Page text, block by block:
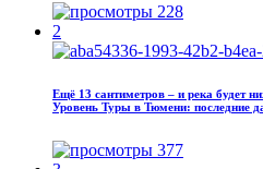
228
2
Ещё 13 сантиметров – и река будет
Уровень Туры в Тюмени: последние
377